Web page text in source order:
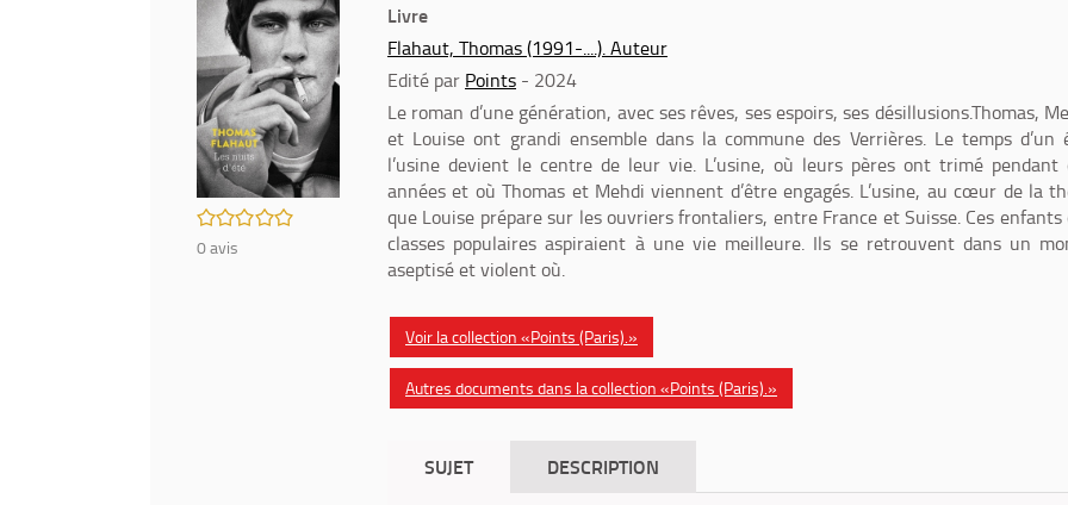
/5
0avis
Livre
Flahaut, Thomas (1991-....). Auteur
Edité par Points - 2024
Le roman d’une génération, avec ses rêves, ses espoirs, ses désillusions.Thomas,
et Louise ont grandi ensemble dans la commune des Verrières. Le temps d’un
l’usine devient le centre de leur vie. L’usine, où leurs pères ont trimé pendant
années et où Thomas et Mehdi viennent d’être engagés. L’usine, au cœur de la
que Louise prépare sur les ouvriers frontaliers, entre France et Suisse. Ces enfants
classes populaires aspiraient à une vie meilleure. Ils se retrouvent dans un
aseptisé et violent où.
Voir la collection «Points (Paris).»
Autres documents dans la collection «Points (Paris).»
SUJET DESCRIPTION